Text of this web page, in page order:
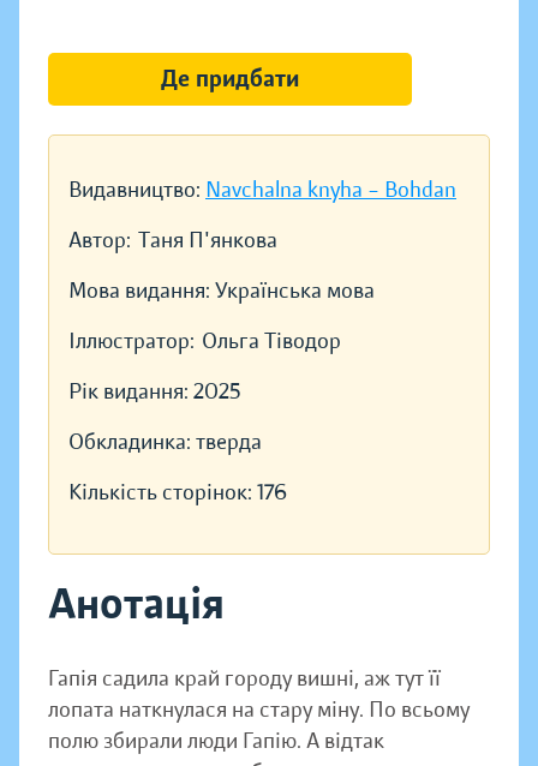
Видавництво: Navchalna knyha – Bohdan
Автор: Таня П'янкова
Мова видання: Українська мова
Іллюстратор: Ольга Тіводор
Рік видання: 2025
Обкладинка: тверда
Кількість сторінок: 176
Анотація
Гапія садила край городу вишні, аж тут її
лопата наткнулася на стару міну. По всьому
полю збирали люди Гапію. А відтак
Де придбати